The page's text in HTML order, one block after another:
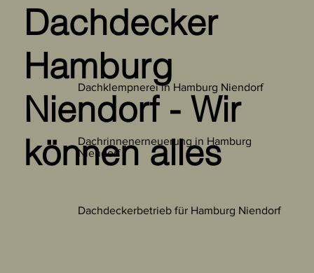
Dachdecker
Hamburg
Niendorf - Wir
können alles
Dachklempnerei in Hamburg Niendorf
Dachrinnenerneuerung in Hamburg
Niendorf
Dachdeckerbetrieb für Hamburg Niendorf